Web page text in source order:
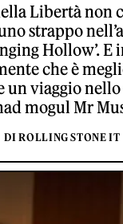
Libertà non
strappo
Hollow’. E
che è
un viaggio nello
mogul Mr
DI ROLLING STONE IT